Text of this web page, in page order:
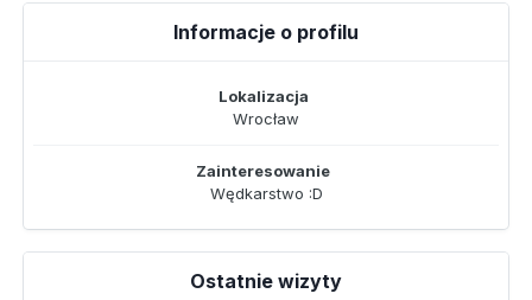
Informacje o profilu
Lokalizacja
Wrocław
Zainteresowanie
Wędkarstwo :D
Ostatnie wizyty